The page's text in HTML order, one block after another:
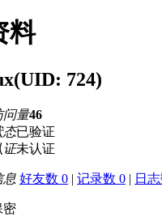
料
(UID: 724)
问量46
态已验证
证未认证
息 好友数 0 | 记录数 0 | 日
密